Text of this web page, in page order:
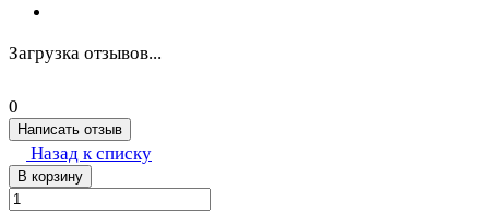
Загрузка отзывов...
0
Написать отзыв
Назад к списку
В корзину